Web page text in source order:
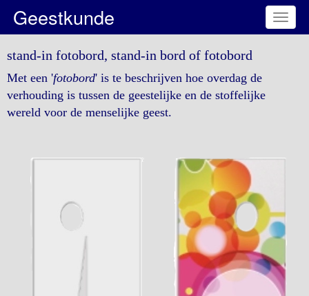
Toggle
Geestkunde
stand-in fotobord, stand-in bord of fotobord
Met een 'fotobord' is te beschrijven hoe overdag de
verhouding is tussen de geestelijke en de stoffelijke
wereld voor de menselijke geest.